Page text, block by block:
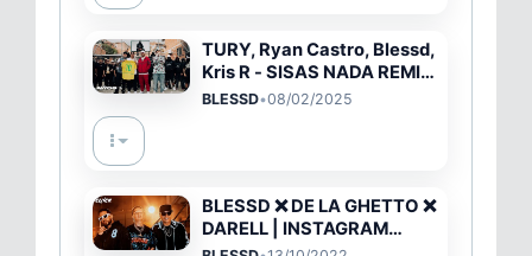
TURY, Ryan Castro, Blessd,
Kris R - SISAS NADA REMIX
(Video Oficial)
BLESSD•08/02/2025
BLESSD ❌ DE LA GHETTO ❌
DARELL | INSTAGRAM
REMIX 🥵 ( VIDEO OFICIAL )